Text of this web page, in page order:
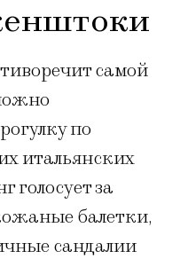
самой
по
итальянских
голосует за
балетки,
сандалии